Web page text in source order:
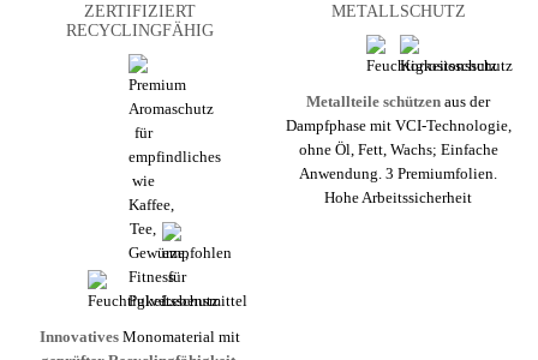
ZERTIFIZIERT
RECYCLINGFÄHIG
InnovativesMonomaterial mit
METALLSCHUTZ
Metallteile schützenaus der
Dampf­phase mit VCI-Technologie,
ohne Öl, Fett, Wachs; Einfache
Anwendung. 3 Premium­folien.
Hohe Arbeits­sicherheit